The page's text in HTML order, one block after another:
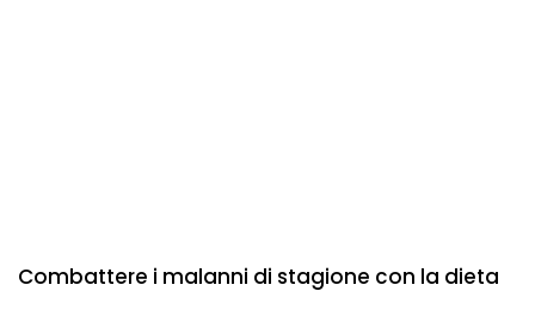
Combattere i malanni di stagione con la dieta